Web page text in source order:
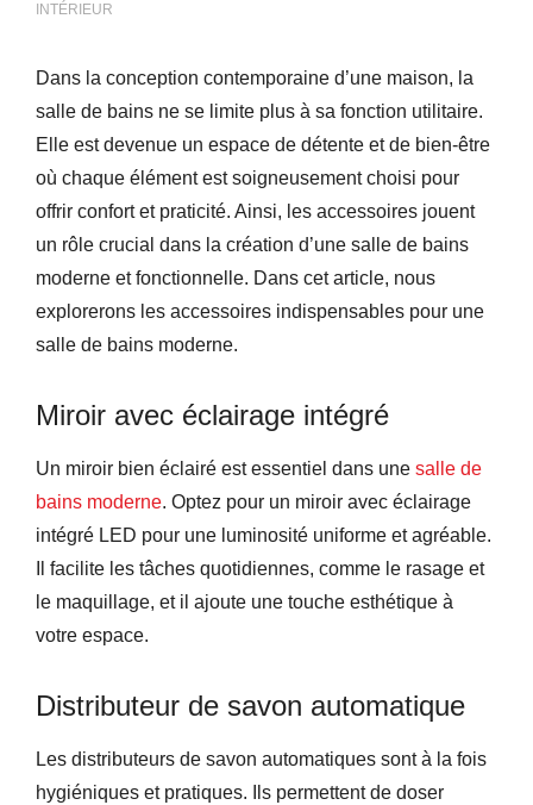
INTÉRIEUR
Dans la conception contemporaine d’une maison, la
salle de bains ne se limite plus à sa fonction utilitaire.
Elle est devenue un espace de détente et de bien-être
où chaque élément est soigneusement choisi pour
offrir confort et praticité. Ainsi, les accessoires jouent
un rôle crucial dans la création d’une salle de bains
moderne et fonctionnelle. Dans cet article, nous
explorerons les accessoires indispensables pour une
salle de bains moderne.
Miroir avec éclairage intégré
Un miroir bien éclairé est essentiel dans une salle de
bains moderne. Optez pour un miroir avec éclairage
intégré LED pour une luminosité uniforme et agréable.
Il facilite les tâches quotidiennes, comme le rasage et
le maquillage, et il ajoute une touche esthétique à
votre espace.
Distributeur de savon automatique
Les distributeurs de savon automatiques sont à la fois
hygiéniques et pratiques. Ils permettent de doser